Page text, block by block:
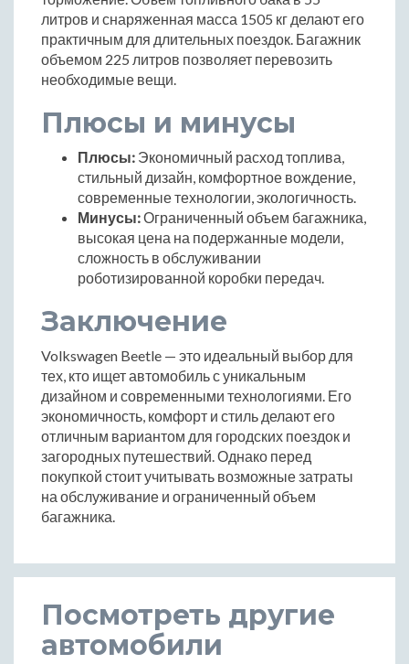
литров и снаряженная масса 1505 кг делают его
практичным для длительных поездок. Багажник
объемом 225 литров позволяет перевозить
необходимые вещи.
Плюсы и минусы
Плюсы: Экономичный расход топлива,
стильный дизайн, комфортное вождение,
современные технологии, экологичность.
Минусы:Ограниченный объем багажника,
высокая цена на подержанные модели,
сложность в обслуживании
роботизированной коробки передач.
Заключение
Volkswagen Beetle — это идеальный выбор для
тех, кто ищет автомобиль с уникальным
дизайном и современными технологиями. Его
экономичность, комфорт и стиль делают его
отличным вариантом для городских поездок и
загородных путешествий. Однако перед
покупкой стоит учитывать возможные затраты
на обслуживание и ограниченный объем
багажника.
Посмотреть другие
автомобили